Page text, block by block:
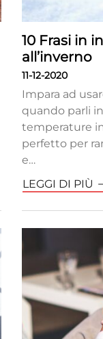
10 Frasi in
all’inverno
11-12-2020
Impara ad
quando parli
temperature
perfetto per
e…
LEGGI DI PIÙ